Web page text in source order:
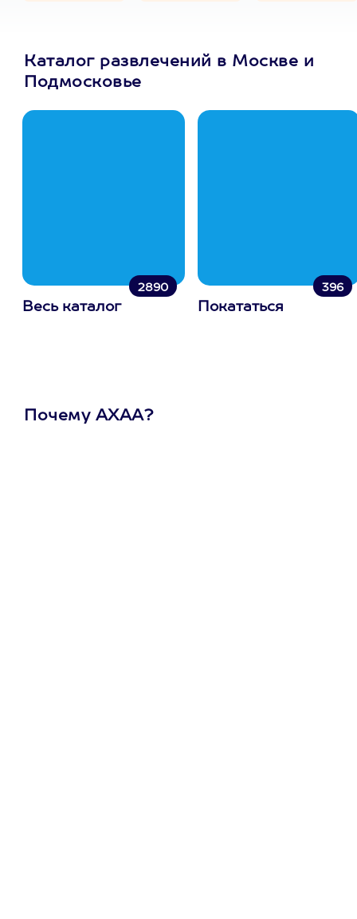
Каталог развлечений в Москве и
Подмосковье
2890
Весь каталог
396
Покататься
Почему АХАА?